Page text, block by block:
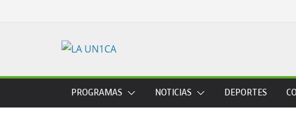
PROGRAMAS NOTICIAS DEPORTES